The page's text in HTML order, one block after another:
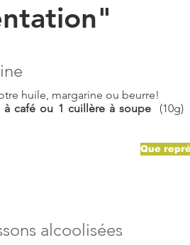
huile, margarine ou beurre!
à café ou 1 cuillère à soupe
alcoolisées
Que